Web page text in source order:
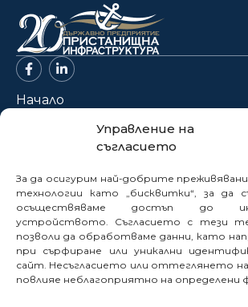
Управление на
съгласието
За да осигурим най-добрите
технологии като „бисквитки“, за да
осъществяваме достъп до
устройството. Съгласието с тези
позволи да обработваме данни, като
при сърфиране или уникални
сайт. Несъгласието или оттеглянето на
повлияе неблагоприятно на определени
Начало
Новини
Нормативна база
Електронни услуги
Профил на купувача
Кариери
Контакти